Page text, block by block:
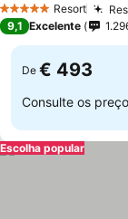
5 Estrelas Resort
9,1 Excelente
De € 493
Consulte os
Escolha popular